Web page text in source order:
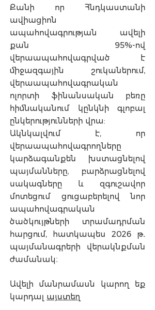
Քանի որ Հնդկաստանի
ավիացիոն
ապահովագրության ավելի
քան 95%-ով
վերաապահովագրված է
միջազգային շուկաներում,
վերաապահովագրական
ոլորտի ֆինանսական բեռը
հիմնականում կընկնի գլոբալ
ընկերությունների վրա:
Ակնկալվում է, որ
վերաապահովագրողները
կարձագանքեն խստացնելով
պայմանները, բարձրացնելով
սակագները և զգուշավոր
մոտեցում ցուցաբերելով նոր
ապահովագրական
ծածկույթների տրամադրման
հարցում, հատկապես 2026 թ․
պայմանագրերի վերակնքման
ժամանակ։
Ավելի մանրամասն կարող եք
կարդալ այստեղ